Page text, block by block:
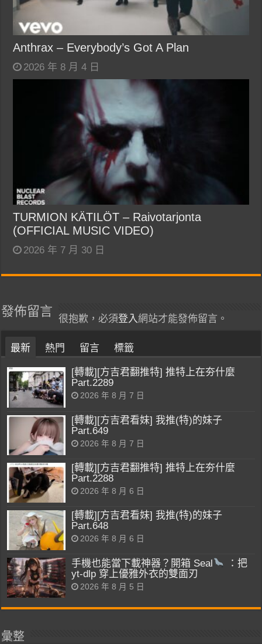
Anthrax – Everybody’s Got A Plan
2026 年 8 月 4 日
TURMION KÄTILÖT – Raivotarjonta
(OFFICIAL MUSIC VIDEO)
2026 年 7 月 30 日
發佈留言
很抱歉，必須登入網站才能發佈留言。
最新 熱門 留言 標籤
[轉載][方吉君翻推特] 推特上在夯什麼
Part.2289
2026 年 8 月 7 日
[轉載][方吉君看妹] 我推(特)的妹子
Part.649
2026 年 8 月 7 日
[轉載][方吉君翻推特] 推特上在夯什麼
Part.2288
2026 年 8 月 6 日
[轉載][方吉君看妹] 我推(特)的妹子
Part.648
2026 年 8 月 6 日
手機也能當下載神器？開箱 Seal
：把
yt-dlp 穿上優雅外衣的雙面刃
2026 年 8 月 5 日
彙整